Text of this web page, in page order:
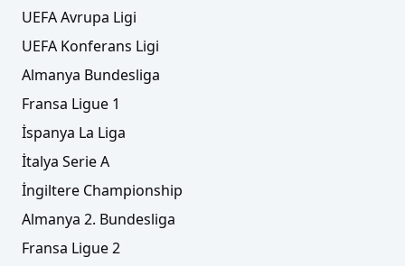
UEFA Avrupa Ligi
UEFA Konferans Ligi
Almanya Bundesliga
Fransa Ligue 1
İspanya La Liga
İtalya Serie A
İngiltere Championship
Almanya 2. Bundesliga
Fransa Ligue 2